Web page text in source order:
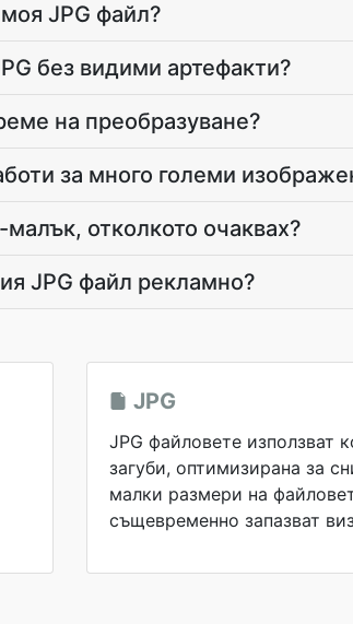
JPG файл?
без видими артефакти?
на преобразуване?
за много големи
отколкото очаквах?
JPG файл рекламно?
JPG
JPG файловете използват
загуби, оптимизирана за
малки размери на
същевременно запазват